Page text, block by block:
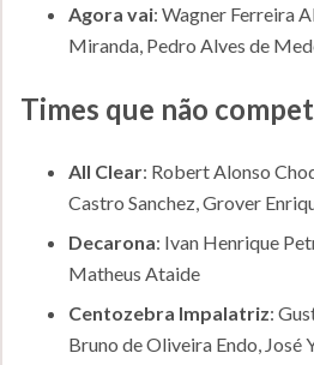
Agora vai: Wagner Ferreira
Miranda, Pedro Alves de
Times que não
All Clear: Robert Alonso
Castro Sanchez, Grover
Decarona: Ivan Henrique
Matheus Ataide
Centozebra Impalatriz:
Bruno de Oliveira Endo, José